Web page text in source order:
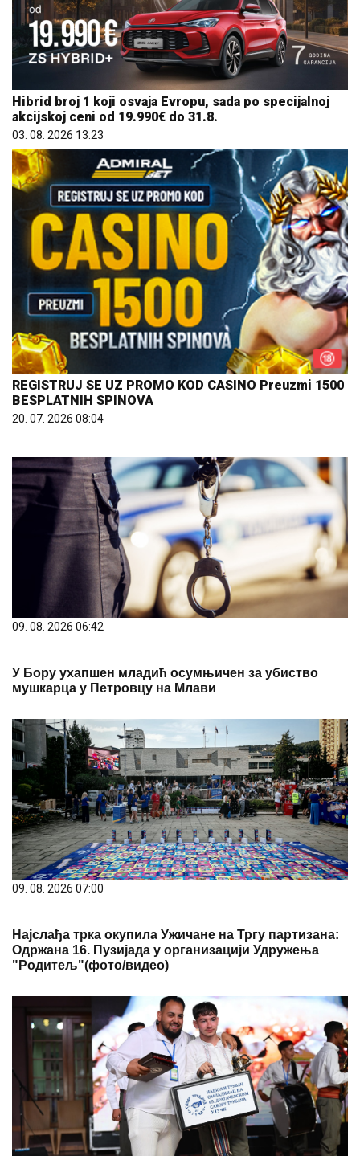
Hibrid broj 1 koji osvaja Evropu, sada po specijalnoj
akcijskoj ceni od 19.990€ do 31.8.
03. 08. 2026 13:23
REGISTRUJ SE UZ PROMO KOD CASINO Preuzmi 1500
BESPLATNIH SPINOVA
20. 07. 2026 08:04
09. 08. 2026 06:42
У Бору ухапшен младић осумњичен за убиство
мушкарца у Петровцу на Млави
09. 08. 2026 07:00
Најслађа трка окупила Ужичане на Тргу партизана:
Одржана 16. Пузијада у организацији Удружења
"Родитељ"(фото/видео)